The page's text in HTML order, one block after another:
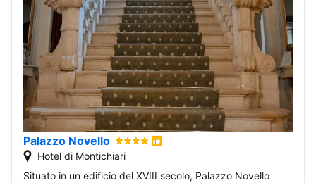
15 16 17 18 19 20 21
22 23 24 25 26 27 28
29 30
dicembre 2026
1 2
Palazzo Novello
Hotel di Montichiari
Situato in un edificio del XVIII secolo, Palazzo Novello